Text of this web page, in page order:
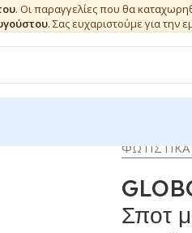
. Οι παραγγελίες που θα
. Σας ευχαριστούμε για την
Σποτ